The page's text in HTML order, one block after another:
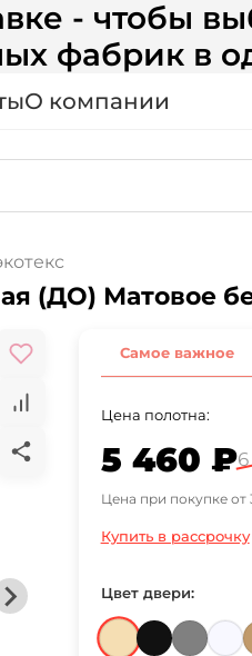
- чтобы
фабрик в
О компании
Белая (ДО) Матовое
Самое важное
Цена полотна:
5 460 ₽
Цена при покупке от
Купить в рассрочку
Цвет двери: